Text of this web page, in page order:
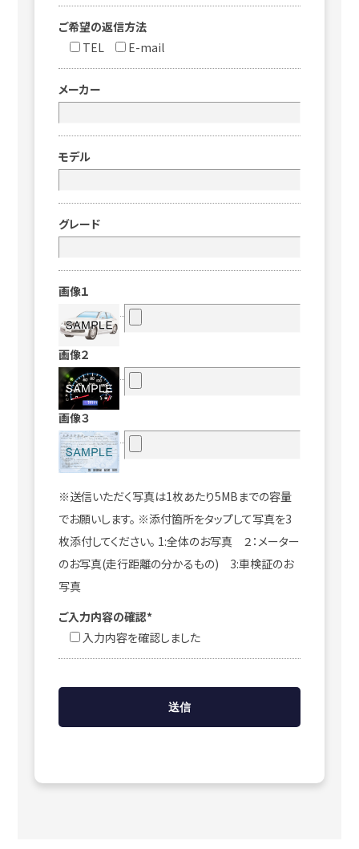
ご希望の返信方法
TEL
E-mail
メーカー
モデル
グレード
画像１
画像２
画像３
※送信いただく写真は1枚あたり5MBまでの容量
でお願いします。 ※添付箇所をタップして写真を3
枚添付してください。 1:全体のお写真 ２：メーター
のお写真(走行距離の分かるもの) 3:車検証のお
写真
ご入力内容の確認*
入力内容を確認しました